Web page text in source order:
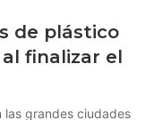
de plástico
finalizar el
las grandes ciudades